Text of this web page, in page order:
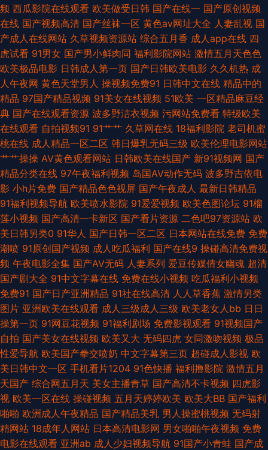
福利网HD 亚洲另类三级 91n在线网站 91视频夫妻 超碰99香蕉 丰满少妇被
后入 韩日乱色 久久草莓在线观看 麻豆传媒网站 日本a级电影久久 91白虎高
潮 草莓伊人成人网 色综合社区 99精品这里有 91小电影 国产成人性爱午夜
久久大香蕉 女人毛片黄色 日韩av资源网站 无码一二三四区 91UU视频 97日
韩在线 超碰久一 久操婷婷福利姬 欧美大片视频18 日本熟妇网站大全 五月天
精品导航 91蜜桃免费看 www伊人久久 抖阴免费网站 国产午夜精品福利 久
草大香蕉亚洲 欧美福利影院 日本成人导航 天天色图 亚洲激情另类 97好屌色
成人网天堂网 韩国无吗AV 男人女人做爱网站 青青伊人网 色色之源网址91 午
夜精品剧场 中文字幕精东影业 91视屏观看 传媒大片免费看 国内精品视频97
九九涩涩网 青青草VVV 深夜影院深 亚洲成人色色 91巨炮 AV午夜激情 成人
网页入口 国产精品日日夜夜 美女草逼免费 日韩福利社区 午夜少妇无 91社网
站 超碰91人人 福利社有码 黄色超碰高清 美女喷水网址 日本A∨在线观看 性
爱福利 91露胸 肏屄图片吴梦梦 狠狠撸88 内射白丝JK 日韩另类a片 香蕉视频
污app 91AV国产精品 91专区熟女 超碰国产123 日韩无码操逼网址 肏屄爽片
韩国三级亚洲综合 欧美bb 日韩三级网址 亚洲av资源网站 91视频最新网址
频 西瓜影院在线观看 欧美做受日韩 国产在线一 国产原创视频
在线 国产视频高清 国产丝袜一区 黄色av网址大全 人妻乱视 国
产成人在线网站 久草视频资源站 综合五月香 成人app在线 四
虎试看 91男女 国产男小鲜肉同 福利影院网站 激情五月天色色
欧美极品电影 日韩成人第一页 国产日韩欧美电影 久久机热 成
人午夜网 黄色天堂男人 操视频免费91 日韩中文在线 精品中的
精品 97国产精品视频 91美女在线视频 51欧美 一区精品麻豆经
典 国产在线观看资源 波多野洁衣视频 污网站免费看 特级欧美
在线观看 自拍视频91 91艹艹 久草网在线 18福利影院 老司机蜜
桃在线 成人精品一区二区 韩日爆乳无码三级 欧美伦理电影网站
艹艹操操 AV黄色观看网站 日韩欧美在线国产 新91视频网 国产
精品分类在线 97午夜福利视频 岛国AV动作无码 波多野吉依电
影 小h片免费 国产精品色色视屏 国产午夜成人 最新日韩精品
91福利视频导航 欧美喷水影院 91爱爱视频 欧美色图论坛 91榴
莲小视频 国产高清一卡新区 国产看片资源 二色吧97资源站 欧
美日韩另类0 91华人 国产日韩一区二区 日本网站在线免费 免费
潮喷 91原创国产视频 成人吃瓜福利 国产在线9 操碰高清免费视
频 午夜电影全集 国产AV无码 人妻系列 爱豆传媒倩女幽魂 超清
国产剧大全 91中文字幕在线 免费在线小视频 吃瓜福利小视频
免费91 国产日产亚洲精品 91社在线高清 人人草香蕉 激情另类
图片 亚洲欧美在线观看 成人三级成人三级 欧美老女人bb 日日
操第一页 91网豆花视频 91福利剧场 免费影视观看 91视频国产
自拍 国产美女在线视频 欧美又大 无码四虎 女同激吻视频 极品
性爱导航 欧美国产拳交喷奶 中文字幕第三页 超碰成人影视 欧
美日韩中文一区 手机看片1204 91色快播 福利撸影院 激情五月
天国产 综合网五月天 美女主播青草 国产高清不卡视频 四虎影
视 欧美一区在线 操碰视频 五月天婷婷欧美 欧美大BB 国产福利
啪啪 欧洲成人午夜精品 国产精品美乳 男人操蜜桃视频 无码射
精网站 18成年人网站 日本高清电影网 男女啪啪午夜视频 免费
电影在线观看 亚洲ab 成人少妇视频导航 91国产小青蛙 国产成